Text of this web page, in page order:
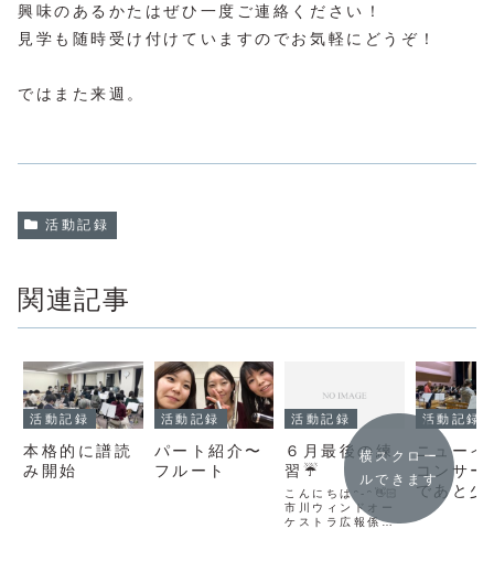
興味のあるかたはぜひ一度ご連絡ください！
見学も随時受け付けていますのでお気軽にどうぞ！
ではまた来週。
活動記録
関連記事
活動記録
本格的に譜読
み開始
活動記録
パート紹介〜
フルート
活動記録
６月最後の練
習☔️
こんにちはᵔ-ᵔ👋🏻
市川ウィンドオー
ケストラ広報係で
活動記録
ニューイ
コンサー
であと少
横スクロー
ルできます